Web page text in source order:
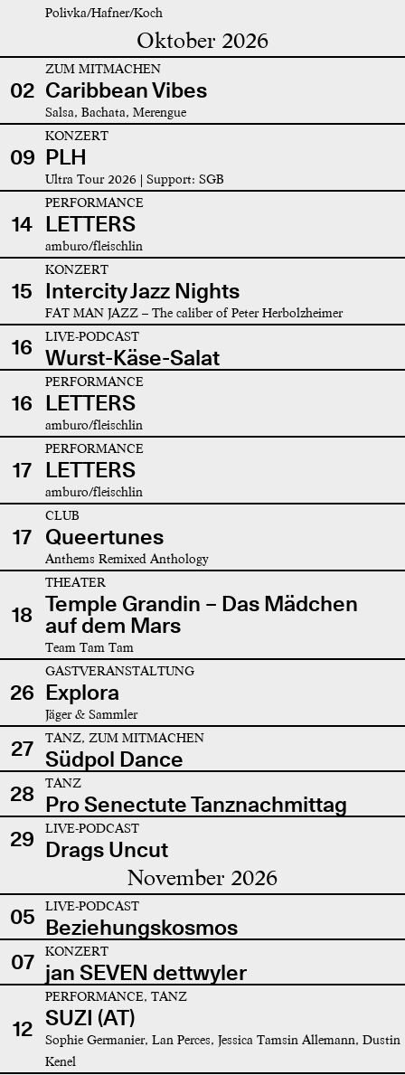
Polivka/Hafner/Koch
Oktober 2026
02
ZUM MITMACHEN
Caribbean Vibes
Salsa, Bachata, Merengue
09
KONZERT
PLH
Ultra Tour 2026 | Support: SGB
14
PERFORMANCE
LETTERS
amburo/fleischlin
15
KONZERT
Intercity Jazz Nights
FAT MAN JAZZ – The caliber of Peter Herbolzheimer
16 LIVE-PODCAST
Wurst-Käse-Salat
16
PERFORMANCE
LETTERS
amburo/fleischlin
17
PERFORMANCE
LETTERS
amburo/fleischlin
17
CLUB
Queertunes
Anthems Remixed Anthology
18
THEATER
Temple Grandin – Das Mädchen
auf dem Mars
Team Tam Tam
26
GASTVERANSTALTUNG
Explora
Jäger & Sammler
27 TANZ, ZUM MITMACHEN
Südpol Dance
28
TANZ
Pro Senectute Tanznachmittag
29
LIVE-PODCAST
Drags Uncut
November 2026
05 LIVE-PODCAST
Beziehungskosmos
07
KONZERT
jan SEVEN dettwyler
12
PERFORMANCE, TANZ
SUZI (AT)
Sophie Germanier, Lan Perces, Jessica Tamsin Allemann, Dustin
Kenel